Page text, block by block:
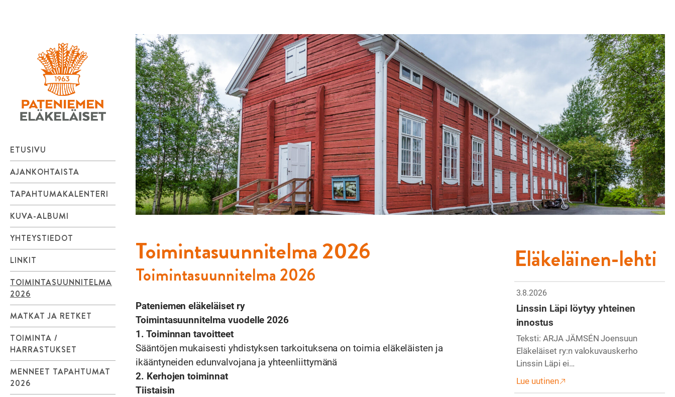
Pateniemen
Eläkeläiset
ry
ETUSIVU
AJANKOHTAISTA
TAPAHTUMAKALENTERI
KUVA-ALBUMI
YHTEYSTIEDOT
LINKIT
TOIMINTASUUNNITELMA
2026
MATKAT JA RETKET
TOIMINTA /
HARRASTUKSET
MENNEET TAPAHTUMAT
2026
Toimintasuunnitelma 2026
Toimintasuunnitelma 2026
Pateniemen eläkeläiset ry
Toimintasuunnitelma vuodelle 2026
1. Toiminnan tavoitteet
Sääntöjen mukaisesti yhdistyksen tarkoituksena on toimia eläkeläisten ja
ikääntyneiden edunvalvojana ja yhteenliittymänä
2. Kerhojen toiminnat
Tiistaisin
Eläkeläinen-lehti
3.8.2026
Linssin Läpi löytyy yhteinen
innostus
Teksti: ARJA JÄMSÉN Joensuun
Eläkeläiset ry:n valokuvauskerho
Linssin Läpi ei…
Lue uutinen